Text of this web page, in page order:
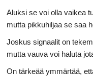
Aluksi se voi olla vaikea
mutta pikkuhiljaa se saa
Joskus signaalit on
mutta vauva voi haluta
On tärkeää ymmärtää,